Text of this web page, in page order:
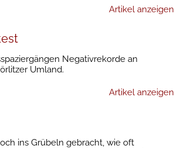
Artikel anzeigen
Negativrekorde an
Umland.
Artikel anzeigen
ins Grübeln gebracht, wie oft